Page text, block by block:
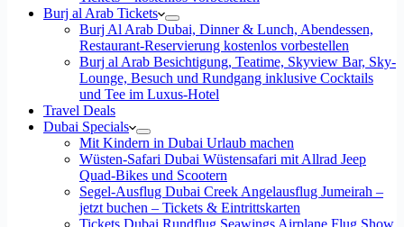
Burj al Arab Tickets
Burj Al Arab Dubai, Dinner & Lunch, Abendessen,
Restaurant-Reservierung kostenlos vorbestellen
Burj al Arab Besichtigung, Teatime, Skyview Bar, Sky-
Lounge, Besuch und Rundgang inklusive Cocktails
und Tee im Luxus-Hotel
Travel Deals
Dubai Specials
Mit Kindern in Dubai Urlaub machen
Wüsten-Safari Dubai Wüstensafari mit Allrad Jeep
Quad-Bikes und Scootern
Segel-Ausflug Dubai Creek Angelausflug Jumeirah –
jetzt buchen – Tickets & Eintrittskarten
Tickets Dubai Rundflug Seawings Airplane Flug Show